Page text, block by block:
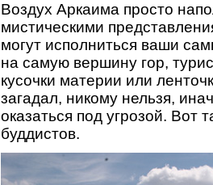
Воздух Аркаима просто
мистическими
могут исполниться ваши
на самую вершину гор,
кусочки материи или
загадал, никому нельзя,
оказаться под угрозой. Вот
буддистов.